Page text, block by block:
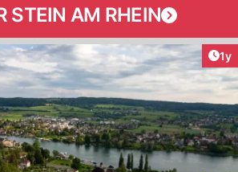
STEIN AM RHEIN
1y